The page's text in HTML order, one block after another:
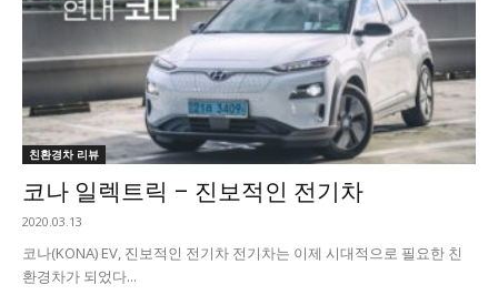
친환경차 리뷰
코나 일렉트릭 – 진보적인 전기차
2020.03.13
코나(KONA) EV, 진보적인 전기차 전기차는 이제 시대적으로 필요한 친
환경차가 되었다...